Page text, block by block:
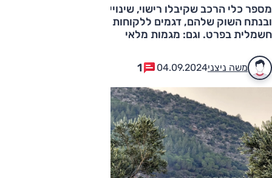
מספר כלי הרכב שקיבלו רישוי, שינויים חודשיים במותגים
ובנתח השוק שלהם, דגמים ללקוחות פרטיים בכלל, בהנעה
חשמלית בפרט. וגם: מגמות מלאי
משה ניצני04.09.2024
1